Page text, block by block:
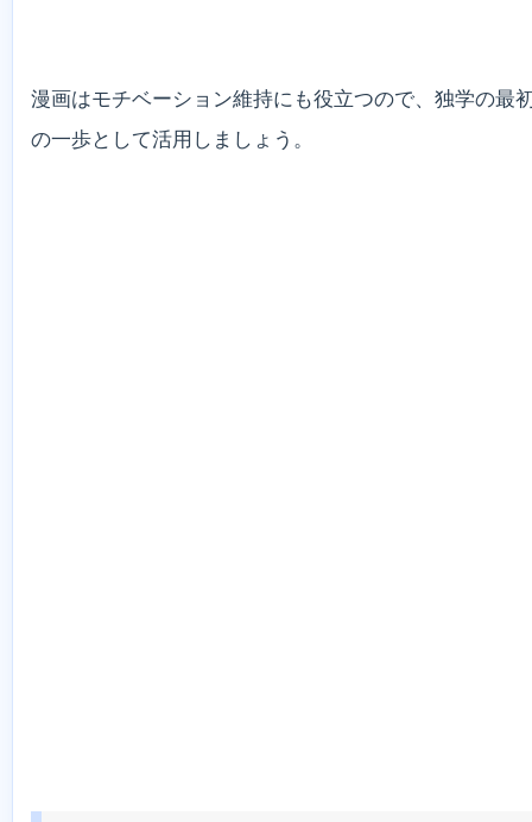
漫画はモチベーション維持にも役立つので、独学の最
の一歩として活用しましょう。